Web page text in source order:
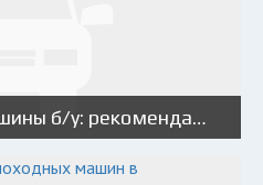
Как и куда продать шины б/у: рекомендации по продаже шин б/у